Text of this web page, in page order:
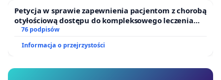
Petycja w sprawie zapewnienia pacjentom z chorobą
otyłościową dostępu do kompleksowego leczenia
oraz programów profilaktycznych.
76 podpisów
Informacja o przejrzystości